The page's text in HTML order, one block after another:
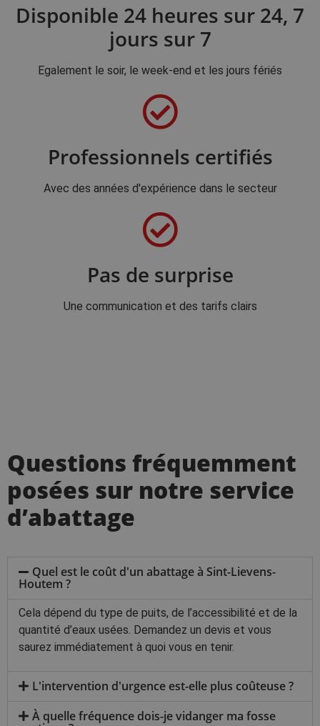
Disponible 24 heures sur 24, 7
jours sur 7
Egalement le soir, le week-end et les jours fériés
Professionnels certifiés
Avec des années d'expérience dans le secteur
Pas de surprise
Une communication et des tarifs clairs
Questions fréquemment
posées sur notre service
d’abattage
Quel est le coût d'un abattage à Sint-Lievens-
Houtem ?
Cela dépend du type de puits, de l’accessibilité et de la
quantité d’eaux usées. Demandez un devis et vous
saurez immédiatement à quoi vous en tenir.
L'intervention d'urgence est-elle plus coûteuse ?
À quelle fréquence dois-je vidanger ma fosse